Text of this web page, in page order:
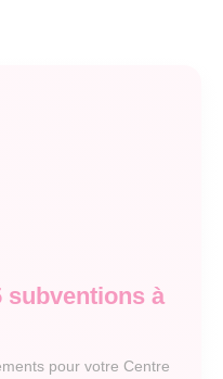
subventions à
pour votre Centre